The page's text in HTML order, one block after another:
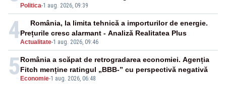
Politica-1 aug. 2026, 09:39
4Actualitate-1 aug. 2026, 09:46
România, la limita tehnică a importurilor de energie.
Prețurile cresc alarmant - Analiză Realitatea Plus
5 Economie-1 aug. 2026, 06:48
România a scăpat de retrogradarea economiei. Agenția
Fitch menține ratingul „BBB-” cu perspectivă negativă